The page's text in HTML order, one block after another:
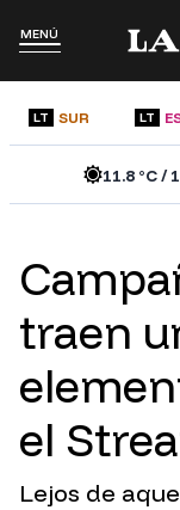
MENÚ
LT SUR LT
11.8 °C /
traen
el
Lejos de